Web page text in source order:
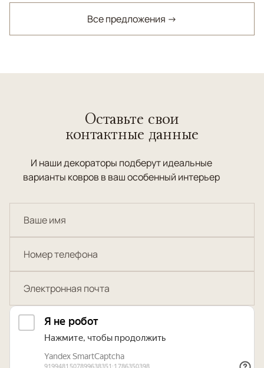
Все предложения →
Оставьте свои
контактные данные
И наши декораторы подберут идеальные
варианты ковров в ваш особенный интерьер